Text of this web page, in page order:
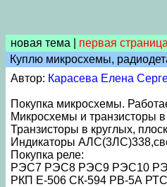
новая тема первая страница
Куплю микросхемы,
Автор: Карасева Елена
Покупка микросхемы.
Микросхемы и транзисторы
Транзисторы в круглых,
Индикаторы
Покупка реле:
РЭС7 РЭС8 РЭС9 РЭС10
РКП Е-506 СК-594 РВ-5А